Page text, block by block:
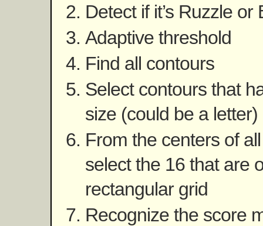
Detect if it’s Ruzzle or
Adaptive threshold
Find all contours
Select contours that
size (could be a letter)
From the centers of
select the 16 that are
rectangular grid
Recognize the score